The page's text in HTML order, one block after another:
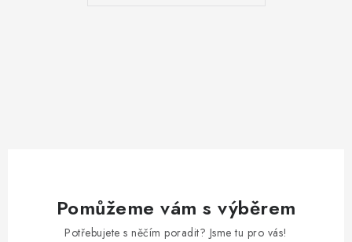
Pomůžeme vám s výběrem
Potřebujete s něčím poradit? Jsme tu pro vás!